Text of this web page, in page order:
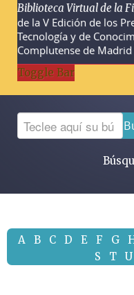
Biblioteca Virtual de la
de la V Edición de los
Tecnología y de
Complutense de
Toggle Bar
A B C D E F G
S
T U